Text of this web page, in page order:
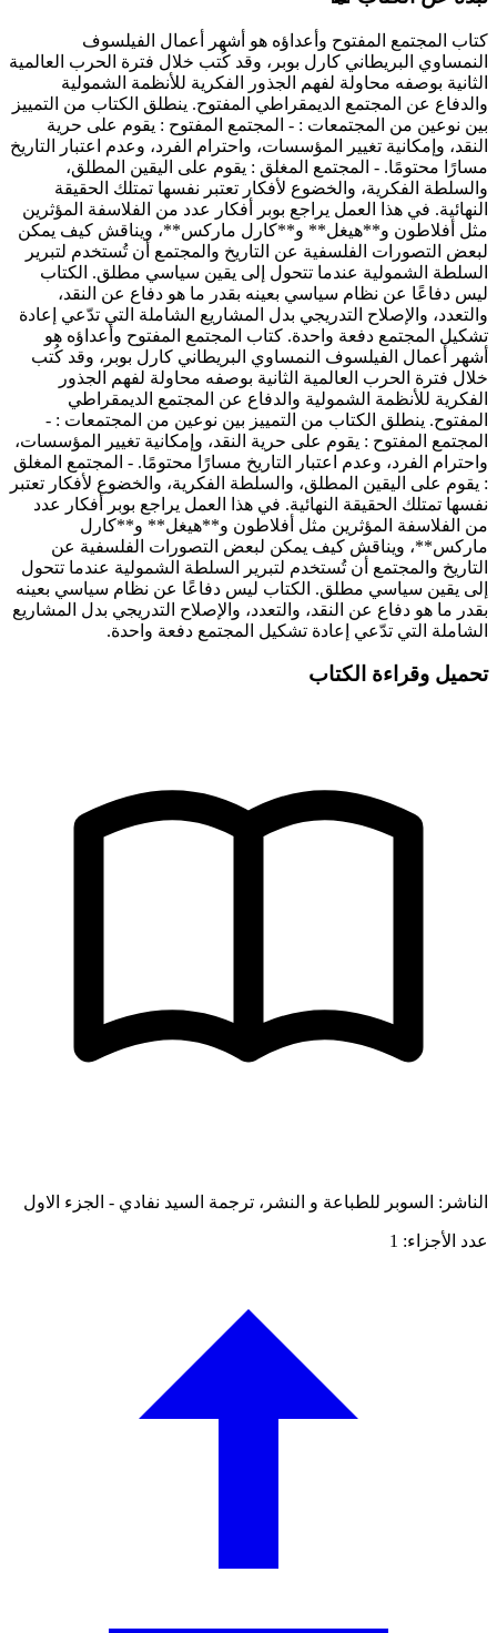
كتاب المجتمع المفتوح وأعداؤه هو أشهر أعمال الفيلسوف
النمساوي البريطاني كارل بوبر، وقد كُتب خلال فترة الحرب العالمية
الثانية بوصفه محاولة لفهم الجذور الفكرية للأنظمة الشمولية
والدفاع عن المجتمع الديمقراطي المفتوح. ينطلق الكتاب من التمييز
بين نوعين من المجتمعات : - المجتمع المفتوح : يقوم على حرية
النقد، وإمكانية تغيير المؤسسات، واحترام الفرد، وعدم اعتبار التاريخ
مسارًا محتومًا. - المجتمع المغلق : يقوم على اليقين المطلق،
والسلطة الفكرية، والخضوع لأفكار تعتبر نفسها تمتلك الحقيقة
النهائية. في هذا العمل يراجع بوبر أفكار عدد من الفلاسفة المؤثرين
مثل أفلاطون و**هيغل** و**كارل ماركس**، ويناقش كيف يمكن
لبعض التصورات الفلسفية عن التاريخ والمجتمع أن تُستخدم لتبرير
السلطة الشمولية عندما تتحول إلى يقين سياسي مطلق. الكتاب
ليس دفاعًا عن نظام سياسي بعينه بقدر ما هو دفاع عن النقد،
والتعدد، والإصلاح التدريجي بدل المشاريع الشاملة التي تدّعي إعادة
تشكيل المجتمع دفعة واحدة. كتاب المجتمع المفتوح وأعداؤه هو
أشهر أعمال الفيلسوف النمساوي البريطاني كارل بوبر، وقد كُتب
خلال فترة الحرب العالمية الثانية بوصفه محاولة لفهم الجذور
الفكرية للأنظمة الشمولية والدفاع عن المجتمع الديمقراطي
المفتوح. ينطلق الكتاب من التمييز بين نوعين من المجتمعات : -
المجتمع المفتوح : يقوم على حرية النقد، وإمكانية تغيير المؤسسات،
واحترام الفرد، وعدم اعتبار التاريخ مسارًا محتومًا. - المجتمع المغلق
: يقوم على اليقين المطلق، والسلطة الفكرية، والخضوع لأفكار تعتبر
نفسها تمتلك الحقيقة النهائية. في هذا العمل يراجع بوبر أفكار عدد
من الفلاسفة المؤثرين مثل أفلاطون و**هيغل** و**كارل
ماركس**، ويناقش كيف يمكن لبعض التصورات الفلسفية عن
التاريخ والمجتمع أن تُستخدم لتبرير السلطة الشمولية عندما تتحول
إلى يقين سياسي مطلق. الكتاب ليس دفاعًا عن نظام سياسي بعينه
بقدر ما هو دفاع عن النقد، والتعدد، والإصلاح التدريجي بدل المشاريع
الشاملة التي تدّعي إعادة تشكيل المجتمع دفعة واحدة.
تحميل وقراءة الكتاب
الناشر: السوبر للطباعة و النشر، ترجمة السيد نفادي - الجزء الاول
عدد الأجزاء: 1